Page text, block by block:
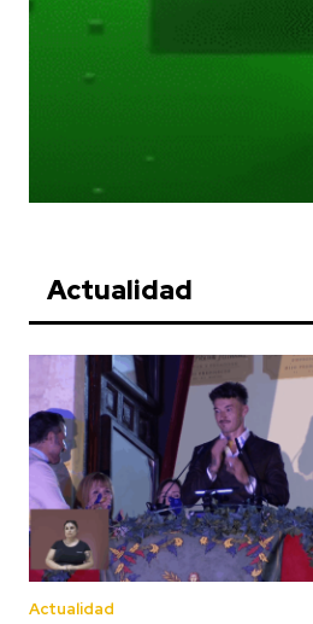
Actualidad
Actualidad